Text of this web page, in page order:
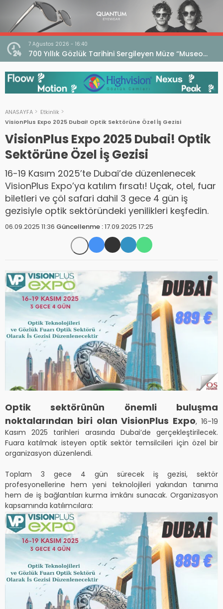
7 Ağustos 2026 - 16:40
700 Yıllık Gözlük Tarihini Sergileyen Müze “Museo
dell’Occhiale”
ANASAYFA
Etkinlik
VisionPlus Expo 2025 Dubai! Optik Sektörüne Özel İş Gezisi
VisionPlus Expo 2025 Dubai! Optik
Sektörüne Özel İş Gezisi
16-19 Kasım 2025’te Dubai’de düzenlenecek
VisionPlus Expo’ya katılım fırsatı! Uçak, otel, fuar
biletleri ve çöl safari dahil 3 gece 4 gün iş
gezisiyle optik sektöründeki yenilikleri keşfedin.
06.09.2025 11:36 Güncellenme :17.09.2025 17:25
Optik sektörünün önemli buluşma
noktalarından biri olan VisionPlus Expo, 16-19
Kasım 2025 tarihleri arasında Dubai’de gerçekleştirilecek.
Fuara katılmak isteyen optik sektör temsilcileri için özel bir
organizasyon düzenlendi.
Toplam 3 gece 4 gün sürecek iş gezisi, sektör
profesyonellerine hem yeni teknolojileri yakından tanıma
hem de iş bağlantıları kurma imkânı sunacak. Organizasyon
kapsamında katılımcılara: